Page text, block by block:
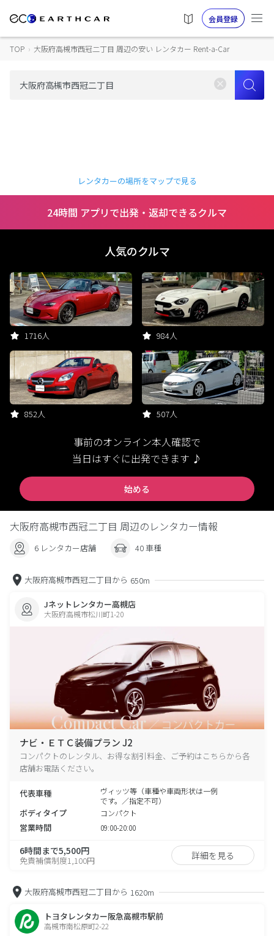
会員登録
TOP › 大阪府高槻市西冠二丁目 周辺の安い レンタカー Rent-a-Car
レンタカーの場所をマップで見る
24時間 アプリで出発・返却できるクルマ
人気のクルマ
1716人 984人
852人 507人
事前のオンライン本人確認で
当日はすぐに出発できます ♪
始める
大阪府高槻市西冠二丁目 周辺のレンタカー情報
6 レンタカー店舗 40 車種
大阪府高槻市西冠二丁目から 650m
Jネットレンタカー高槻店
大阪府高槻市松川町1-20
ナビ・ＥＴＣ装備プラン J2
コンパクトのレンタル、お得な割引料金、ご予約はこちらから各
店舗お電話ください。
代表車種
ヴィッツ等（車種や車両形状は一例
です。／指定不可）
ボディタイプ コンパクト
営業時間 09:00-20:00
6時間まで5,500円
免責補償制度1,100円 詳細を見る
大阪府高槻市西冠二丁目から 1620m
トヨタレンタカー阪急高槻市駅前
高槻市南松原町2-22